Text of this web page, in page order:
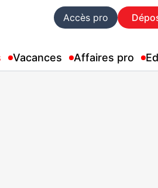
Accès pro
Vacances Affaires pro